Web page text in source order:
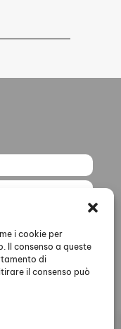
i cookie per
Il consenso a queste
di
il consenso può
accettato la Privacy